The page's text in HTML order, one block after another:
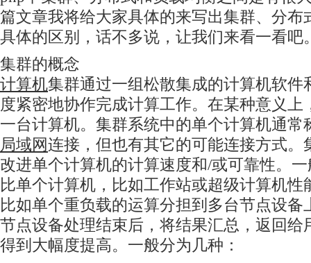
篇文章我将给大家具体的来写出集群、分布
具体的区别，话不多说，让我们来看一看吧
集群的概念
计算机集群通过一组松散集成的计算机软件
度紧密地协作完成计算工作。在某种意义上
一台计算机。集群系统中的单个计算机通常
局域网连接，但也有其它的可能连接方式。
改进单个计算机的计算速度和/或可靠性。
比单个计算机，比如工作站或超级计算机性
比如单个重负载的运算分担到多台节点设备
节点设备处理结束后，将结果汇总，返回给
得到大幅度提高。一般分为几种：